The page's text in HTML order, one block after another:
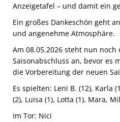
Anzeigetafel – und damit ein
Ein großes Dankeschön geht
und angenehme Atmosphäre.
Am 08.05.2026 steht nun noch
Saisonabschluss an, bevor es
die Vorbereitung der neuen
Es spielten: Leni B. (12), Karla
(2), Luisa (1), Lotta (1), Mara,
Im Tor: Nici